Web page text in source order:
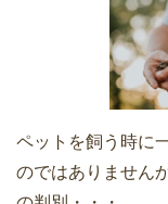
ペットを飼う時に
のではありません